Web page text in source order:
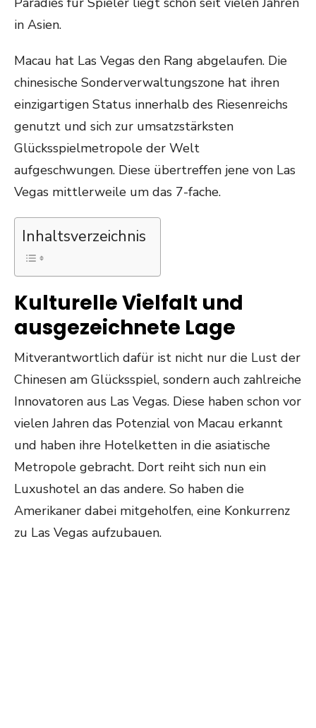
in Asien.
Macau hat Las Vegas den Rang abgelaufen. Die
chinesische Sonderverwaltungszone hat ihren
einzigartigen Status innerhalb des Riesenreichs
genutzt und sich zur umsatzstärksten
Glücksspielmetropole der Welt
aufgeschwungen. Diese übertreffen jene von Las
Vegas mittlerweile um das 7-fache.
Inhaltsverzeichnis
Kulturelle Vielfalt und
ausgezeichnete Lage
Mitverantwortlich dafür ist nicht nur die Lust der
Chinesen am Glücksspiel, sondern auch zahlreiche
Innovatoren aus Las Vegas. Diese haben schon vor
vielen Jahren das Potenzial von Macau erkannt
und haben ihre Hotelketten in die asiatische
Metropole gebracht. Dort reiht sich nun ein
Luxushotel an das andere. So haben die
Amerikaner dabei mitgeholfen, eine Konkurrenz
zu Las Vegas aufzubauen.